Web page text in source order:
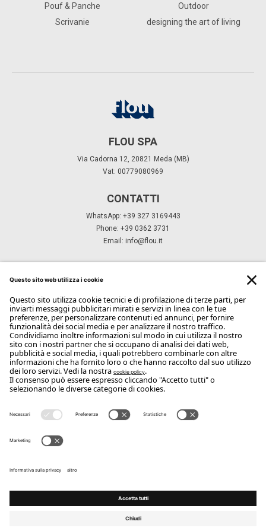
Pouf & Panche
Scrivanie
Outdoor
designing the art of living
FLOU SPA
Via Cadorna 12, 20821 Meda (MB)
Vat: 00779080969
CONTATTI
WhatsApp: +39 327 3169443
Phone: +39 0362 3731
Email: info@flou.it
Iscriviti
Copyright Flou 2026
Modifica impostazioni privacy